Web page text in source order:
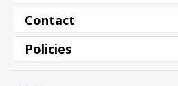
Contact
Policies